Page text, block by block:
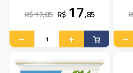
R$ 17,85 R$ 17,85